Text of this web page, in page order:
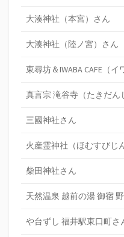
大湊神社（本宮）さん
大湊神社（陸ノ宮）さん
東尋坊＆IWABA CAFE（
真言宗 滝谷寺（たきだん
三國神社さん
火産霊神社（ほむすびじ
柴田神社さん
天然温泉 越前の湯 御宿
や台ずし 福井駅東口町さ